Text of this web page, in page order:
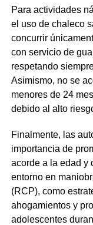
Para actividades
el uso de chaleco
concurrir
con servicio de
respetando
Asimismo, no se
menores de 24
debido al alto
Finalmente, las
importancia de
acorde a la edad y
entorno en
(RCP), como
ahogamientos y
adolescentes